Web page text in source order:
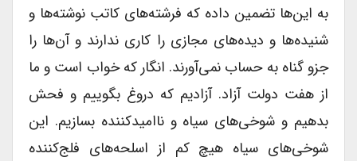
به این‌ها تضمین داده که فرشته‌های کاتب نوشته‌ها و
شنیده‌ها و دیده‌های مجازی را کاری ندارند و آن‌ها را
جزو گناه به حساب نمی‌آورند. انگار که خواب است و ما
از هفت دولت آزاد. آزادیم که دروغ بگوییم و فحش
بدهیم و شوخی‌های سیاه و ناامیدکننده بسازیم. این
شوخی‌های سیاه هیچ کم از اسلحه‌های فلج‌کننده